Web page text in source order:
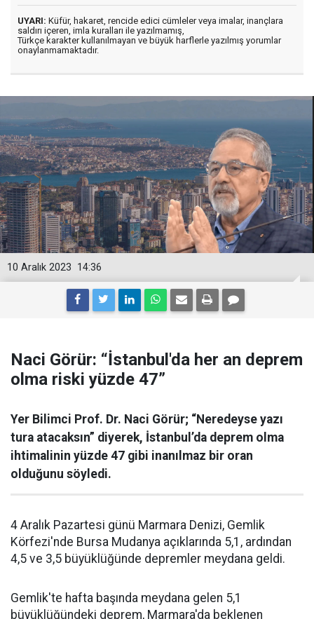
UYARI: Küfür, hakaret, rencide edici cümleler veya imalar, inançlara
saldırı içeren, imla kuralları ile yazılmamış,
Türkçe karakter kullanılmayan ve büyük harflerle yazılmış yorumlar
onaylanmamaktadır.
14:36
10 Aralık 2023
Naci Görür: “İstanbul'da her an deprem
olma riski yüzde 47”
Yer Bilimci Prof. Dr. Naci Görür; “Neredeyse yazı
tura atacaksın” diyerek, İstanbul’da deprem olma
ihtimalinin yüzde 47 gibi inanılmaz bir oran
olduğunu söyledi.
4 Aralık Pazartesi günü Marmara Denizi, Gemlik
Körfezi'nde Bursa Mudanya açıklarında 5,1, ardından
4,5 ve 3,5 büyüklüğünde depremler meydana geldi.
Gemlik'te hafta başında meydana gelen 5,1
büyüklüğündeki deprem, Marmara'da beklenen